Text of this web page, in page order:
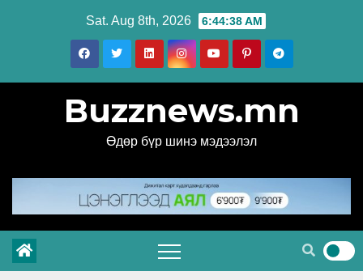
Sat. Aug 8th, 2026 6:44:38 AM
Buzznews.mn
Өдөр бүр шинэ мэдээлэл